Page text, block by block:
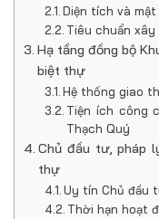
Diện tích và
Tiêu chuẩn
Hạ tầng đồng bộ
biệt thự
Hệ thống giao
Tiện ích công
Thạch Quý
Chủ đầu tư, pháp
thự
Uy tín Chủ đầu
Thời hạn hoạt